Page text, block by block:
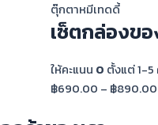
ตุ๊กตาหมีเทดดี้
เซ็ตกล่องข
ให้คะแนน 0 ตั้งแต่ 1-5
฿690.00 – ฿890.00